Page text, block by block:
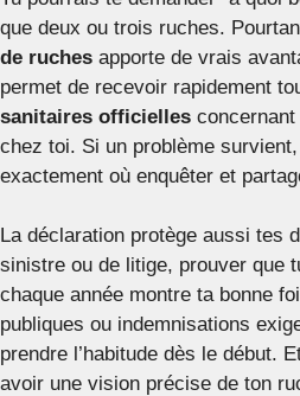
que deux ou trois ruches.
de ruches apporte de vrais
permet de recevoir rapidement
sanitaires officielles
chez toi. Si un problème
exactement où enquêter et
La déclaration protège aussi tes
sinistre ou de litige, prouver que
chaque année montre ta bonne
publiques ou indemnisations
prendre l’habitude dès le début.
avoir une vision précise de ton